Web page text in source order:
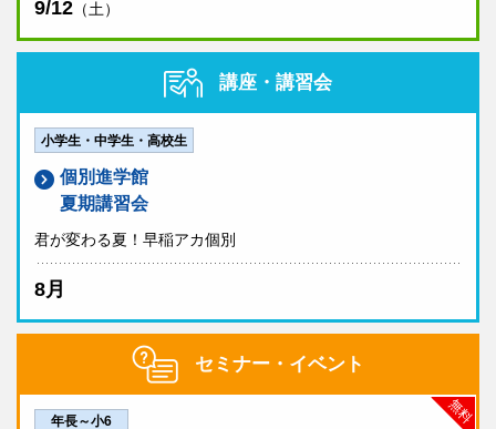
9/12 （土）
講座・講習会
小学生・中学生・高校生
個別進学館
夏期講習会
君が変わる夏！早稲アカ個別
8月
セミナー・イベント
無料
年長～小6